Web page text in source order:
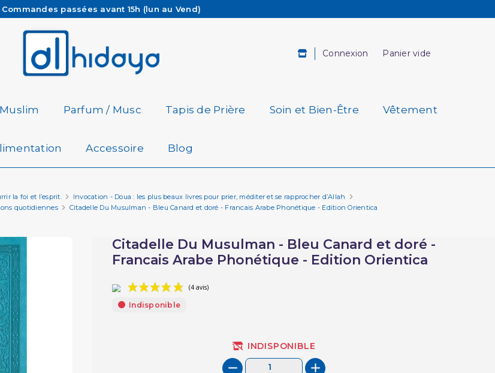
Commandes passées avant 15h (lun au Vend)
Besoin d'aide ? Retrouvez notre FAQ
Livraison offerte à partir de 65€ d'achat*
Connexion Panier vide
Parfum / Musc Tapis de Prière Soin et Bien-Être Vêtement
Accessoire Blog
la foi et l’esprit.
Invocation - Doua : les plus beaux livres pour prier, méditer et se rapprocher d’Allah
quotidiennes
Citadelle Du Musulman - Bleu Canard et doré - Francais Arabe Phonétique - Edition Orientica
Citadelle Du Musulman - Bleu Canard et doré -
Francais Arabe Phonétique - Edition Orientica
Indisponible
INDISPONIBLE